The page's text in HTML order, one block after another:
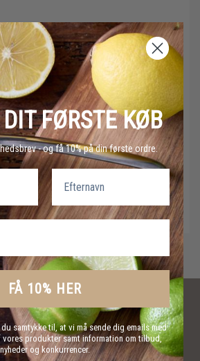
Glemt password
LOG IND
FØRSTE KØB
- og få 10% på din første ordre.
FÅ 10% HER
samtykke til, at vi må sende dig emails med
produkter samt information om tilbud,
nyheder og konkurrencer.